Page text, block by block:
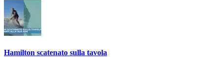
Hamilton scatenato sulla tavola